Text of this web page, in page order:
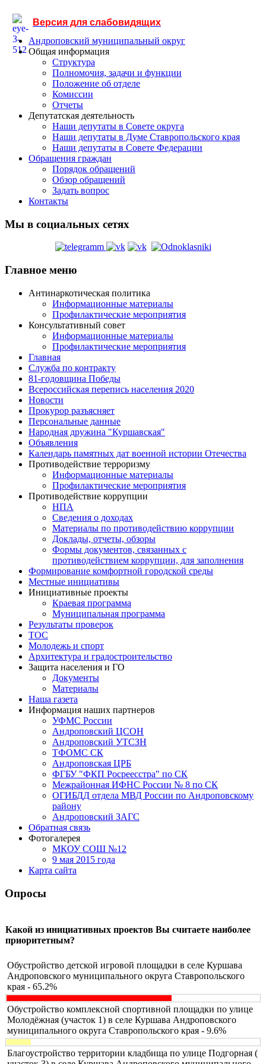
Версия для слабовидящих
Андроповский муниципальный округ
Общая информация
Структура
Полномочия, задачи и функции
Положение об отделе
Комиссии
Отчеты
Депутатская деятельность
Наши депутаты в Совете округа
Наши депутаты в Думе Ставропольского края
Наши депутаты в Совете Федерации
Обращения граждан
Порядок обращений
Обзор обращений
Задать вопрос
Контакты
Мы в социальных сетях
Главное меню
Антинаркотическая политика
Информационные материалы
Профилактические мероприятия
Консультативный совет
Информационные материалы
Профилактические мероприятия
Главная
Служба по контракту
81-годовщина Победы
Всероссийская перепись населения 2020
Новости
Прокурор разъясняет
Персональные данные
Народная дружина "Куршавская"
Объявления
Календарь памятных дат военной истории Отечества
Противодействие терроризму
Информационные материалы
Профилактические мероприятия
Противодействие коррупции
НПА
Сведения о доходах
Материалы по противодействию коррупции
Доклады, отчеты, обзоры
Формы документов, связанных с
противодействием коррупции, для заполнения
Формирование комфортной городской среды
Местные инициативы
Инициативные проекты
Краевая программа
Муниципальная программа
Результаты проверок
ТОС
Молодежь и спорт
Архитектура и градостроительство
Защита населения и ГО
Документы
Материалы
Наша газета
Информация наших партнеров
УФМС России
Андроповский ЦСОН
Андроповский УТСЗН
ТФОМС СК
Андроповская ЦРБ
ФГБУ "ФКП Росреесстра" по СК
Межрайонная ИФНС России № 8 по СК
ОГИБДД отдела МВД России по Андроповскому
району
Андроповский ЗАГС
Обратная связь
Фотогалерея
МКОУ СОШ №12
9 мая 2015 года
Карта сайта
Опросы
Какой из инициативных проектов Вы считаете наиболее
приоритетным?
Обустройство детской игровой площадки в селе Куршава
Андроповского муниципального округа Ставропольского
края - 65.2%
Обустройство комплексной спортивной площадки по улице
Молодёжная (участок 1) в селе Куршава Андроповского
муниципального округа Ставропольского края - 9.6%
Благоустройство территории кладбища по улице Подгорная (